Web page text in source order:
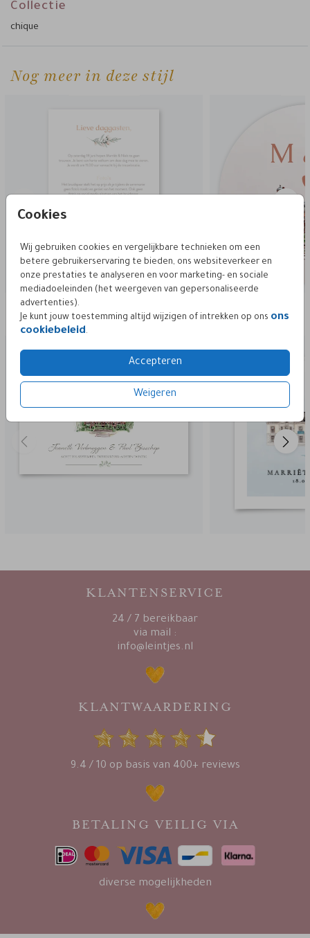
Cookies
Wij gebruiken cookies en vergelijkbare technieken om een
betere gebruikerservaring te bieden, ons websiteverkeer en
onze prestaties te analyseren en voor marketing- en sociale
mediadoeleinden (het weergeven van gepersonaliseerde
advertenties).
Je kunt jouw toestemming altijd wijzigen of intrekken op ons ons
cookiebeleid.
Accepteren
Weigeren
Collectie
chique
Nog meer in deze stijl
Deze vind je misschien ook leuk
trouwkaart dubbel
KLANTENSERVICE
24 / 7 bereikbaar
via mail :
info@leintjes.nl
KLANTWAARDERING
9.4 / 10 op basis van 400+ reviews
BETALING VEILIG VIA
diverse mogelijkheden